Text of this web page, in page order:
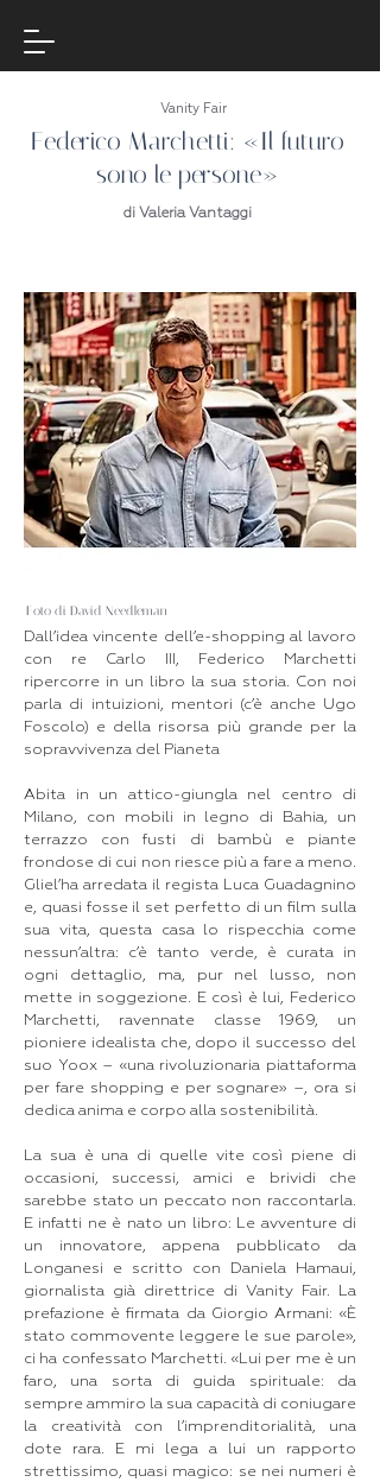
Vanity Fair
Federico Marchetti: «Il futuro
sono le persone»
di Valeria Vantaggi
Foto di David Needleman
Dall’idea vincente dell’e-shopping al lavoro
con re Carlo III, Federico Marchetti
ripercorre in un libro la sua storia. Con noi
parla di intuizioni, mentori (c’è anche Ugo
Foscolo) e della risorsa più grande per la
sopravvivenza del Pianeta
Abita in un attico-giungla nel centro di
Milano, con mobili in legno di Bahia, un
terrazzo con fusti di bambù e piante
frondose di cui non riesce più a fare a meno.
Gliel’ha arredata il regista Luca Guadagnino
e, quasi fosse il set perfetto di un film sulla
sua vita, questa casa lo rispecchia come
nessun’altra: c’è tanto verde, è curata in
ogni dettaglio, ma, pur nel lusso, non
mette in soggezione. E così è lui, Federico
Marchetti, ravennate classe 1969, un
pioniere idealista che, dopo il successo del
suo Yoox – «una rivoluzionaria piattaforma
per fare shopping e per sognare» –, ora si
dedica anima e corpo alla sostenibilità.
La sua è una di quelle vite così piene di
occasioni, successi, amici e brividi che
sarebbe stato un peccato non raccontarla.
E infatti ne è nato un libro: Le avventure di
un innovatore, appena pubblicato da
Longanesi e scritto con Daniela Hamaui,
giornalista già direttrice di Vanity Fair. La
prefazione è firmata da Giorgio Armani: «È
stato commovente leggere le sue parole»,
ci ha confessato Marchetti. «Lui per me è un
faro, una sorta di guida spirituale: da
sempre ammiro la sua capacità di coniugare
la creatività con l’imprenditorialità, una
dote rara. E mi lega a lui un rapporto
strettissimo, quasi magico: se nei numeri è